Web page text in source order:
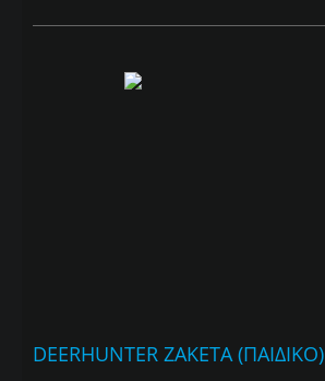
DEERHUNTER ΖΑΚΕΤΑ (ΠΑΙΔΙΚΟ)